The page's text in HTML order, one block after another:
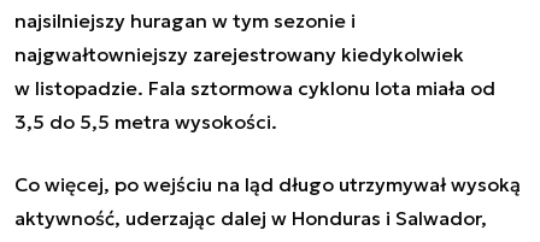
najsilniejszy huragan w tym sezonie i
najgwałtowniejszy zarejestrowany kiedykolwiek
w listopadzie. Fala sztormowa cyklonu Iota miała od
3,5 do 5,5 metra wysokości.
Co więcej, po wejściu na ląd długo utrzymywał wysoką
aktywność, uderzając dalej w Honduras i Salwador,